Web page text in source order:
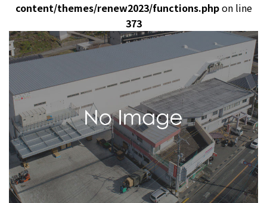
content/themes/renew2023/functions.phpon line
373